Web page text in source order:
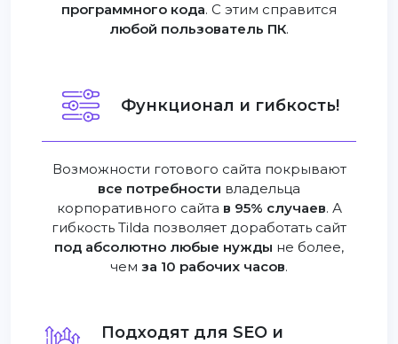
программного кода. С этим справится
любой пользователь ПК.
Функционал и гибкость!
Возможности готового сайта покрывают
все потребности владельца
корпоративного сайта в 95% случаев. А
гибкость Tilda позволяет доработать сайт
под абсолютно любые нужды не более,
чем за 10 рабочих часов.
Подходят для SEO и